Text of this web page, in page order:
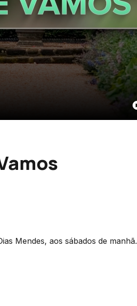
Mendes, aos sábados de manhã.